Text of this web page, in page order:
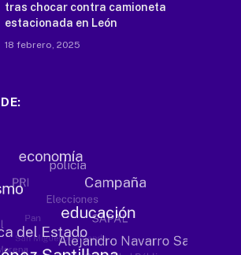
tras chocar contra camioneta
estacionada en León
18 febrero, 2025